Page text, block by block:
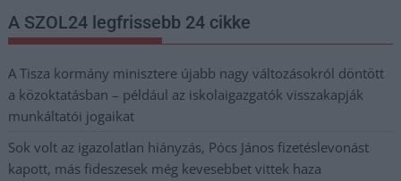
A SZOL24 legfrissebb 24 cikke
A Tisza kormány minisztere újabb nagy változásokról döntött
a közoktatásban – például az iskolaigazgatók visszakapják
munkáltatói jogaikat
Sok volt az igazolatlan hiányzás, Pócs János fizetéslevonást
kapott, más fideszesek még kevesebbet vittek haza